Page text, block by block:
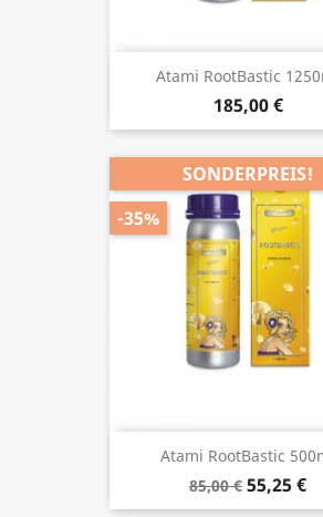
Atami RootBastic
185,00 €
Atami RootBastic
85,00 € 55,25 €
SONDERPREIS!
-35%